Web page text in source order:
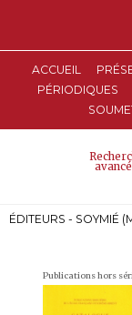
ACCUEIL
PÉRIODIQUES
ÉDITEURS - SOYMIÉ